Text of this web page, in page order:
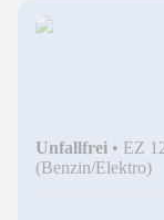
Unfallfrei • EZ
(Benzin/Elektro)